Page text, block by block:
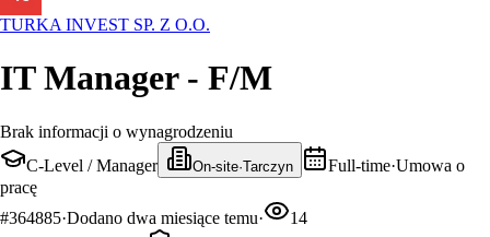
TURKA INVEST SP. Z O.O.
IT Manager - F/M
Brak informacji o wynagrodzeniu
C-Level / Manager
On-site·Tarczyn Full-time·Umowa o
pracę
#364885·Dodano dwa miesiące temu·
14